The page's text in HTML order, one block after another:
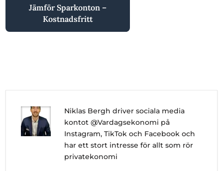
Jämför Sparkonton –
Kostnadsfritt
Niklas Bergh driver sociala media
kontot @Vardagsekonomi på
Instagram, TikTok och Facebook och
har ett stort intresse för allt som rör
privatekonomi